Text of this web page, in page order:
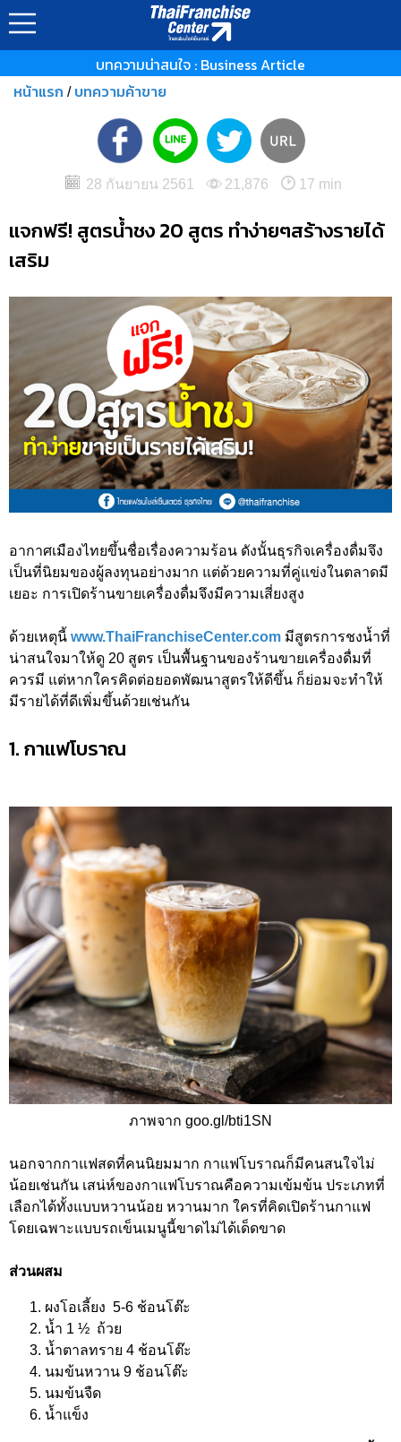
บทความน่าสนใจ : Business Article
หน้าแรก / บทความค้าขาย
28 กันยายน 2561 21,876 17 min
แจกฟรี! สูตรน้ำชง 20 สูตร ทำง่ายๆสร้างรายได้
เสริม
อากาศเมืองไทยขึ้นชื่อเรื่องความร้อน ดังนั้นธุรกิจเครื่องดื่มจึง
เป็นที่นิยมของผู้ลงทุนอย่างมาก แต่ด้วยความที่คู่แข่งในตลาดมี
เยอะ การเปิดร้านขายเครื่องดื่มจึงมีความเสี่ยงสูง
ด้วยเหตุนี้ www.ThaiFranchiseCenter.com มีสูตรการชงน้ำที่
น่าสนใจมาให้ดู 20 สูตร เป็นพื้นฐานของร้านขายเครื่องดื่มที่
ควรมี แต่หากใครคิดต่อยอดพัฒนาสูตรให้ดีขึ้น ก็ย่อมจะทำให้
มีรายได้ที่ดีเพิ่มขึ้นด้วยเช่นกัน
1. กาแฟโบราณ
ภาพจาก goo.gl/bti1SN
นอกจากกาแฟสดที่คนนิยมมาก กาแฟโบราณก็มีคนสนใจไม่
น้อยเช่นกัน เสน่ห์ของกาแฟโบราณคือความเข้มข้น ประเภทที่
เลือกได้ทั้งแบบหวานน้อย หวานมาก ใครที่คิดเปิดร้านกาแฟ
โดยเฉพาะแบบรถเข็นเมนูนี้ขาดไม่ได้เด็ดขาด
ส่วนผสม
ผงโอเลี้ยง 5-6 ช้อนโต๊ะ
น้ำ 1 ½ ถ้วย
น้ำตาลทราย 4 ช้อนโต๊ะ
นมข้นหวาน 9 ช้อนโต๊ะ
นมข้นจืด
น้ำแข็ง